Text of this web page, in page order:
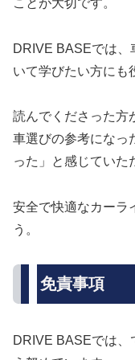
DRIVE BASEでは、
いて学びたい方にも
読んでくださった方
車選びの参考になっ
った」と感じていた
安全で快適なカーラ
う。
免責事項
DRIVE BASEでは、